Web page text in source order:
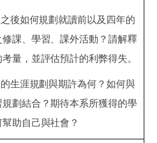
後如何規劃就讀前以及四年的
修課、學習、課外活動？請解釋
考量，並評估預計的利弊得失。
生涯規劃與期許為何？如何與
規劃結合？期待本系所獲得的學
助自己與社會？